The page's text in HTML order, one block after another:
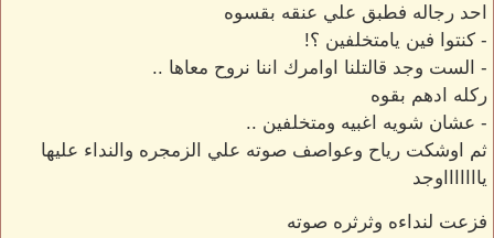
احد رجاله فطبق علي عنقه بقسوه
- كنتوا فين يامتخلفين ؟!
- الست وجد قالتلنا اوامرك اننا نروح معاها ..
ركله ادهم بقوه
- عشان شويه اغبيه ومتخلفين ..
ثم اوشكت رياح وعواصف صوته علي الزمجره والنداء عليها
ياااااااوجد
فزعت لنداءه وثرثره صوته